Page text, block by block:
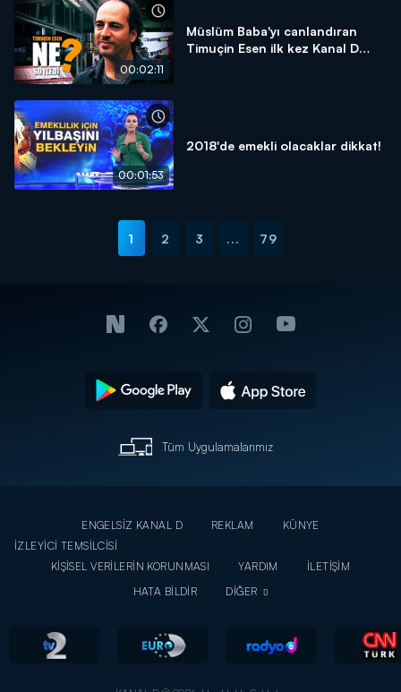
00:02:11
Müslüm Baba'yı canlandıran
Timuçin Esen ilk kez Kanal D
00:01:53
2018'de emekli olacaklar dikkat!
1 2 3 ... 79
Tüm Uygulamalarımız
ENGELSİZ KANAL D REKLAM
KÜNYE
İZLEYİCİ TEMSİLCİSİ
KİŞİSEL VERİLERİN KORUNMASI
YARDIM
İLETİŞİM
HATA BİLDİR
DİĞER